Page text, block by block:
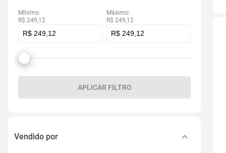
Mínimo:
R$ 249,12
Máximo:
R$ 249,12
APLICAR FILTRO
Vendido por